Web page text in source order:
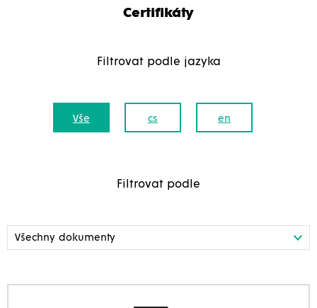
Certifikáty
Filtrovat podle jazyka
Vše cs en
Filtrovat podle